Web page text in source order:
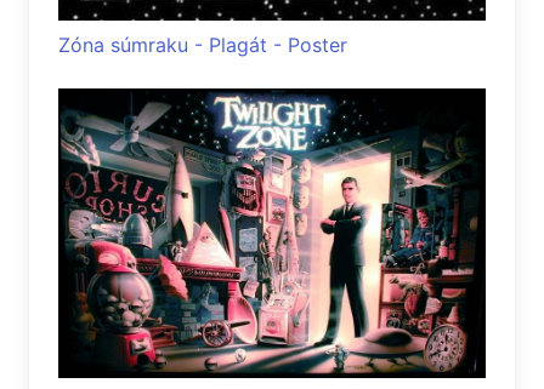
Zóna súmraku - Plagát - Poster